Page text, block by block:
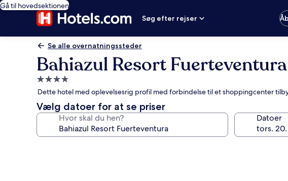
Gå til hovedsektionen
Søg efter rejser
Se alle overnatningssteder
Bahiazul Resort Fuerteventura
4.0-
stjernet
overnatningssted
Dette hotel med oplevelsesrig profil med forbindelse til et shoppingcenter
Vælg datoer for at se priser
Hvor skal du hen? Datoer